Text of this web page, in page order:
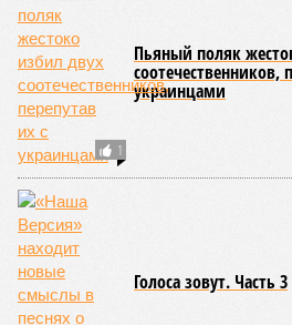
1
Пьяный поляк
соотечественников,
украинцами
Голоса зовут. Часть 3